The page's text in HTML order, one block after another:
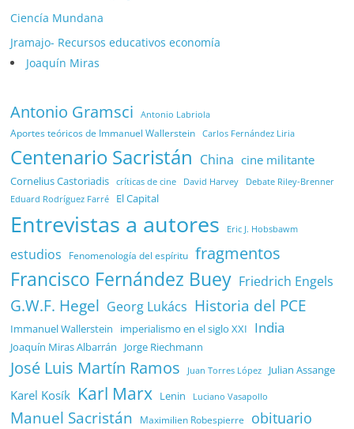
Ciencía Mundana
Jramajo- Recursos educativos economía
Joaquín Miras
Antonio Gramsci Antonio Labriola
Aportes teóricos de Immanuel Wallerstein Carlos Fernández Liria
Centenario Sacristán China cine militante
Cornelius Castoriadis críticas de cine David Harvey Debate Riley-Brenner
Eduard Rodríguez Farré El Capital
Entrevistas a autores Eric J. Hobsbawm
estudios Fenomenología del espíritu fragmentos
Francisco Fernández Buey Friedrich Engels
G.W.F. Hegel Georg Lukács Historia del PCE
Immanuel Wallerstein imperialismo en el siglo XXI India
Joaquín Miras Albarrán Jorge Riechmann
José Luis Martín Ramos Juan Torres López Julian Assange
Karel Kosík Karl Marx Lenin Luciano Vasapollo
Manuel Sacristán Maximilien Robespierre
obituario